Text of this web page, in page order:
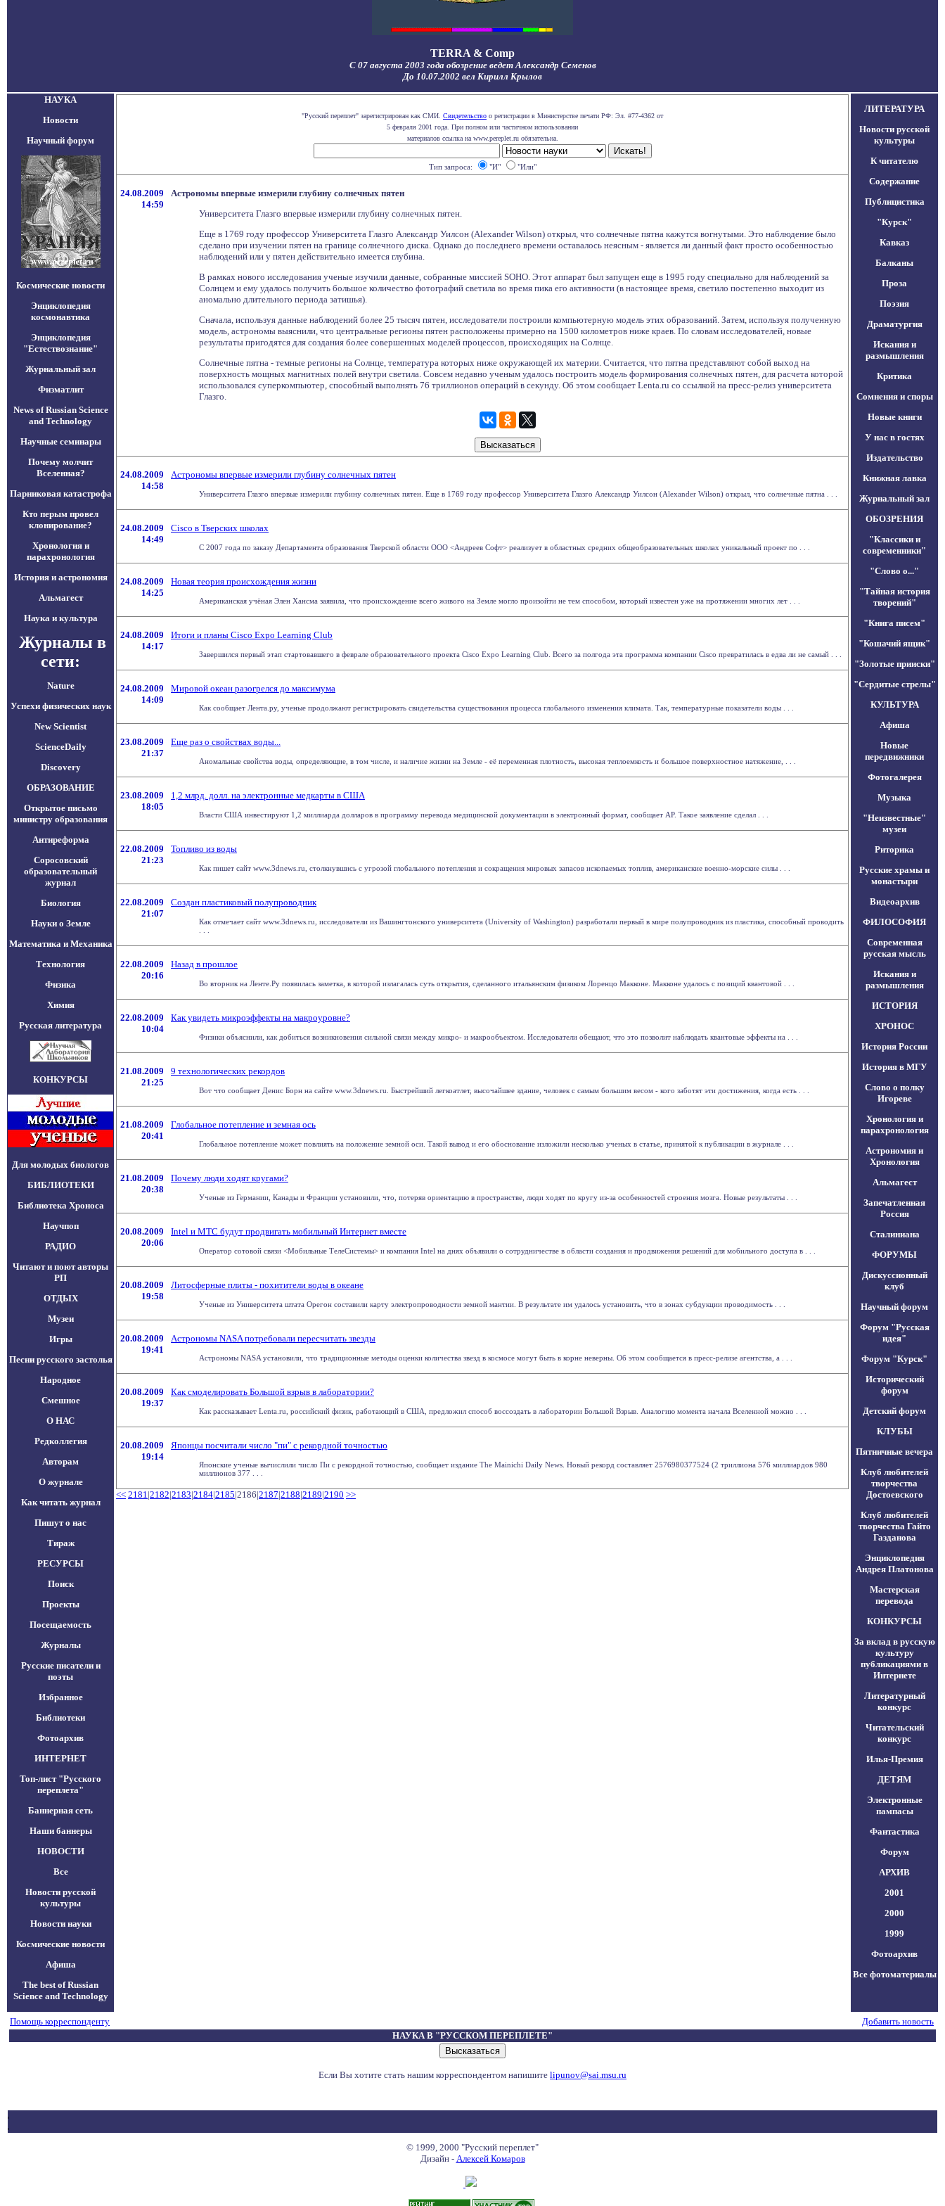
TERRA & Comp
С 07 августа 2003 года обозрение ведет Александр Семенов
До 10.07.2002 вел Кирилл Крылов
НАУКА
Новости
Научный форум
Космические новости
Энциклопедия
космонавтика
Энциклопедия
"Естествознание"
Журнальный зал
Физматлит
News of Russian Science
and Technology
Научные семинары
Почему молчит
Вселенная?
Парниковая катастрофа
Кто перым провел
клонирование?
Хронология и
парахронология
История и астрономия
Альмагест
Наука и культура
Журналы в
сети:
Nature
Успехи физических наук
New Scientist
ScienceDaily
Discovery
ОБРАЗОВАНИЕ
Открытое письмо
министру образования
Антиреформа
Соросовский
образовательный
журнал
Биология
Науки о Земле
Математика и Механика
Технология
Физика
Химия
Русская литература
КОНКУРСЫ
Для молодых биологов
БИБЛИОТЕКИ
Библиотека Хроноса
Научпоп
РАДИО
Читают и поют авторы
РП
ОТДЫХ
Музеи
Игры
Песни русского застолья
Народное
Смешное
О НАС
Редколлегия
Авторам
О журнале
Как читать журнал
Пишут о нас
Тираж
РЕСУРСЫ
Поиск
Проекты
Посещаемость
Журналы
Русские писатели и
поэты
Избранное
Библиотеки
Фотоархив
ИНТЕРНЕТ
Топ-лист "Русского
переплета"
Баннерная сеть
Наши баннеры
НОВОСТИ
Все
Новости русской
культуры
Новости науки
Космические новости
Афиша
The best of Russian
Science and Technology
"Русский переплет" зарегистрирован как СМИ. Свидетельство о регистрации в Министерстве печати РФ: Эл. #77-4362 от
5 февраля 2001 года. При полном или частичном использовании
материалов ссылка на www.pereplet.ru обязательна.
Тип запроса: "И" "Или"
24.08.2009
14:59
Астрономы впервые измерили глубину солнечных пятен
Университета Глазго впервые измерили глубину солнечных пятен.
Еще в 1769 году профессор Университета Глазго Александр Уилсон (Alexander Wilson) открыл, что солнечные пятна кажутся вогнутыми. Это наблюдение было
сделано при изучении пятен на границе солнечного диска. Однако до последнего времени оставалось неясным - является ли данный факт просто особенностью
наблюдений или у пятен действительно имеется глубина.
В рамках нового исследования ученые изучили данные, собранные миссией SOHO. Этот аппарат был запущен еще в 1995 году специально для наблюдений за
Солнцем и ему удалось получить большое количество фотографий светила во время пика его активности (в настоящее время, светило постепенно выходит из
аномально длительного периода затишья).
Сначала, используя данные наблюдений более 25 тысяч пятен, исследователи построили компьютерную модель этих образований. Затем, используя полученную
модель, астрономы выяснили, что центральные регионы пятен расположены примерно на 1500 километров ниже краев. По словам исследователей, новые
результаты пригодятся для создания более совершенных моделей процессов, происходящих на Солнце.
Солнечные пятна - темные регионы на Солнце, температура которых ниже окружающей их материи. Считается, что пятна представляют собой выход на
поверхность мощных магнитных полей внутри светила. Совсем недавно ученым удалось построить модель формирования солнечных пятен, для расчета которой
использовался суперкомпьютер, способный выполнять 76 триллионов операций в секунду. Об этом сообщает Lenta.ru со ссылкой на пресс-релиз университета
Глазго.
24.08.2009
14:58
Астрономы впервые измерили глубину солнечных пятен
Университета Глазго впервые измерили глубину солнечных пятен. Еще в 1769 году профессор Университета Глазго Александр Уилсон (Alexander Wilson) открыл, что солнечные пятна . . .
24.08.2009
14:49
Cisco в Тверских школах
С 2007 года по заказу Департамента образования Тверской области ООО <Андреев Софт> реализует в областных средних общеобразовательных школах уникальный проект по . . .
24.08.2009
14:25
Новая теория происхождения жизни
Американская учёная Элен Хансма заявила, что происхождение всего живого на Земле могло произойти не тем способом, который известен уже на протяжении многих лет . . .
24.08.2009
14:17
Итоги и планы Cisco Expo Learning Club
Завершился первый этап стартовавшего в феврале образовательного проекта Cisco Expo Learning Club. Всего за полгода эта программа компании Cisco превратилась в едва ли не самый . . .
24.08.2009
14:09
Мировой океан разогрелся до максимума
Как сообщает Лента.ру, ученые продолжают регистрировать свидетельства существования процесса глобального изменения климата. Так, температурные показатели воды . . .
23.08.2009
21:37
Еще раз о свойствах воды...
Аномальные свойства воды, определяющие, в том числе, и наличие жизни на Земле - её переменная плотность, высокая теплоемкость и большое поверхностное натяжение, . . .
23.08.2009
18:05
1,2 млрд. долл. на электронные медкарты в США
Власти США инвестируют 1,2 миллиарда долларов в программу перевода медицинской документации в электронный формат, сообщает АР. Такое заявление сделал . . .
22.08.2009
21:23
Топливо из воды
Как пишет сайт www.3dnews.ru, столкнувшись с угрозой глобального потепления и сокращения мировых запасов ископаемых топлив, американские военно-морские силы . . .
22.08.2009
21:07
Создан пластиковый полупроводник
Как отмечает сайт www.3dnews.ru, исследователи из Вашингтонского университета (University of Washington) разработали первый в мире полупроводник из пластика, способный проводить
22.08.2009
20:16
Назад в прошлое
Во вторник на Ленте.Ру появилась заметка, в которой излагалась суть открытия, сделанного итальянским физиком Лоренцо Макконе. Макконе удалось с позиций квантовой . . .
22.08.2009
10:04
Как увидеть микроэффекты на макроуровне?
Физики объяснили, как добиться возникновения сильной связи между микро- и макрообъектом. Исследователи обещают, что это позволит наблюдать квантовые эффекты на . . .
21.08.2009
21:25
9 технологических рекордов
Вот что сообщает Денис Борн на сайте www.3dnews.ru. Быстрейший легкоатлет, высочайшее здание, человек с самым большим весом - кого заботят эти достижения, когда есть . . .
21.08.2009
20:41
Глобальное потепление и земная ось
Глобальное потепление может повлиять на положение земной оси. Такой вывод и его обоснование изложили несколько ученых в статье, принятой к публикации в журнале . . .
21.08.2009
20:38
Почему люди ходят кругами?
Ученые из Германии, Канады и Франции установили, что, потеряв ориентацию в пространстве, люди ходят по кругу из-за особенностей строения мозга. Новые результаты . . .
20.08.2009
20:06
Intel и МТС будут продвигать мобильный Интернет вместе
Оператор сотовой связи <Мобильные ТелеСистемы> и компания Intel на днях объявили о сотрудничестве в области создания и продвижения решений для мобильного доступа в . . .
20.08.2009
19:58
Литосферные плиты - похитители воды в океане
Ученые из Университета штата Орегон составили карту электропроводности земной мантии. В результате им удалось установить, что в зонах субдукции проводимость . . .
20.08.2009
19:41
Астрономы NASA потребовали пересчитать звезды
Астрономы NASA установили, что традиционные методы оценки количества звезд в космосе могут быть в корне неверны. Об этом сообщается в пресс-релизе агентства, а . . .
20.08.2009
19:37
Как смоделировать Большой взрыв в лаборатории?
Как рассказывает Lenta.ru, российский физик, работающий в США, предложил способ воссоздать в лаборатории Большой Взрыв. Аналогию момента начала Вселенной можно . . .
20.08.2009
19:14
Японцы посчитали число "пи" с рекордной точностью
Японские ученые вычислили число Пи с рекордной точностью, сообщает издание The Mainichi Daily News. Новый рекорд составляет 2576980377524 (2 триллиона 576 миллиардов 980
миллионов 377 . . .
<< 2181|2182|2183|2184|2185|2186|2187|2188|2189|2190 >>
ЛИТЕРАТУРА
Новости русской
культуры
К читателю
Содержание
Публицистика
"Курск"
Кавказ
Балканы
Проза
Поэзия
Драматургия
Искания и
размышления
Критика
Сомнения и споры
Новые книги
У нас в гостях
Издательство
Книжная лавка
Журнальный зал
ОБОЗРЕНИЯ
"Классики и
современники"
"Слово о..."
"Тайная история
творений"
"Книга писем"
"Кошачий ящик"
"Золотые прииски"
"Сердитые стрелы"
КУЛЬТУРА
Афиша
Новые
передвижники
Фотогалерея
Музыка
"Неизвестные"
музеи
Риторика
Русские храмы и
монастыри
Видеоархив
ФИЛОСОФИЯ
Современная
русская мысль
Искания и
размышления
ИСТОРИЯ
ХРОНОС
История России
История в МГУ
Слово о полку
Игореве
Хронология и
парахронология
Астрономия и
Хронология
Альмагест
Запечатленная
Россия
Сталиниана
ФОРУМЫ
Дискуссионный
клуб
Научный форум
Форум "Русская
идея"
Форум "Курск"
Исторический
форум
Детский форум
КЛУБЫ
Пятничные вечера
Клуб любителей
творчества
Достоевского
Клуб любителей
творчества Гайто
Газданова
Энциклопедия
Андрея Платонова
Мастерская
перевода
КОНКУРСЫ
За вклад в русскую
культуру
публикациями в
Интернете
Литературный
конкурс
Читательский
конкурс
Илья-Премия
ДЕТЯМ
Электронные
пампасы
Фантастика
Форум
АРХИВ
2001
2000
1999
Фотоархив
Все фотоматериалы
Помощь корреспонденту
Добавить новость
НАУКА В "РУССКОМ ПЕРЕПЛЕТЕ"
Если Вы хотите стать нашим корреспондентом напишите lipunov@sai.msu.ru
© 1999, 2000 "Русский переплет"
Дизайн - Алексей Комаров